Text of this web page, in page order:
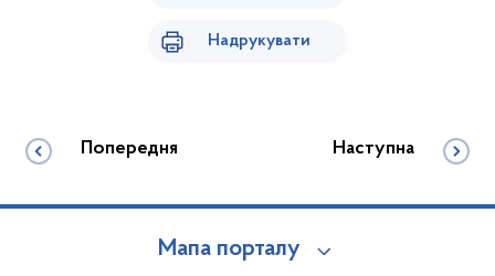
Надрукувати
Попередня Наступна
Мапа порталу